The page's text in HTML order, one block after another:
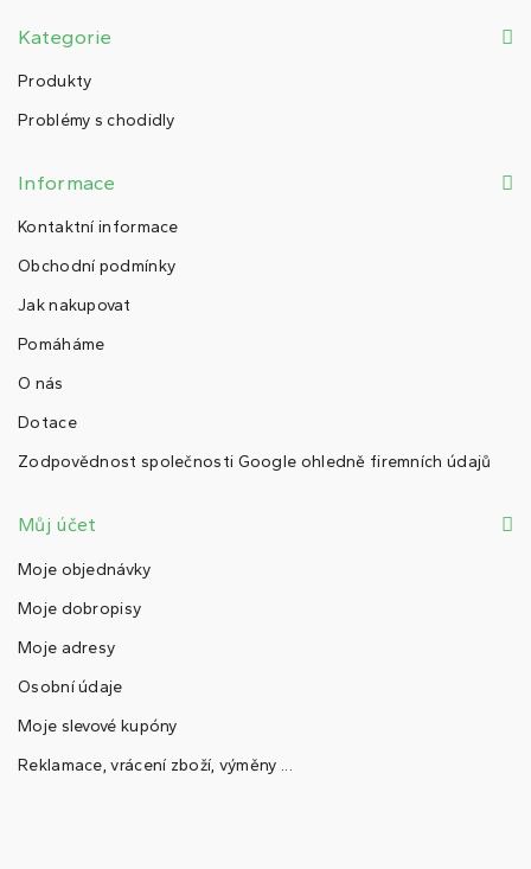
Kategorie
Produkty
Problémy s chodidly
Informace
Kontaktní informace
Obchodní podmínky
Jak nakupovat
Pomáháme
O nás
Dotace
Zodpovědnost společnosti Google ohledně firemních údajů
Můj účet
Moje objednávky
Moje dobropisy
Moje adresy
Osobní údaje
Moje slevové kupóny
Reklamace, vrácení zboží, výměny ...